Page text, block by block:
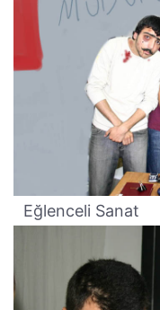
Eğlenceli Sanat